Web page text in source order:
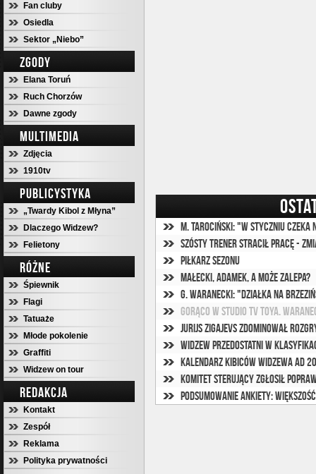
Fan cluby
Osiedla
Sektor „Niebo”
ZGODY
Elana Toruń
Ruch Chorzów
Dawne zgody
MULTIMEDIA
Zdjęcia
1910tv
PUBLICYSTYKA
„Twardy Kibol z Młyna”
Dlaczego Widzew?
Felietony
RÓŻNE
Śpiewnik
Flagi
Tatuaże
Młode pokolenie
Graffiti
Widzew on tour
REDAKCJA
Kontakt
Zespół
Reklama
Polityka prywatności
M. Tarociński: "W styczniu czeka
Szósty trener stracił pracę -
Piłkarz sezonu
Małecki, Adamek, a może Zalepa?
G. Waranecki: "Działka na
Jurijs Zigajevs zdominował
Widzew przedostatni w
Kalendarz Kibiców Widzewa ad
Komitet Sterujący zgłosił
Podsumowanie ankiety: